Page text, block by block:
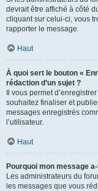
devrait être affiché à côté
cliquant sur celui-ci, vous
rapporter le message.
Haut
À quoi sert le bouton «
rédaction d’un sujet ?
Il vous permet
souhaitez finaliser et
messages enregistrés
l’utilisateur.
Haut
Pourquoi mon message
Les administrateurs du
les messages que vous